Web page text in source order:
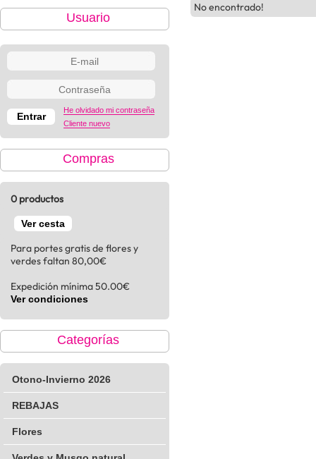
Usuario
He olvidado mi contraseña
Cliente nuevo
Compras
0 productos
Ver cesta
Para portes gratis de flores y
verdes faltan 80,00€
Expedición mínima 50.00€
Ver condiciones
Categorías
Otono-Invierno 2026
REBAJAS
Flores
No encontrado!